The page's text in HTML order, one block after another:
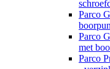
Parco
Parco
met
Parco